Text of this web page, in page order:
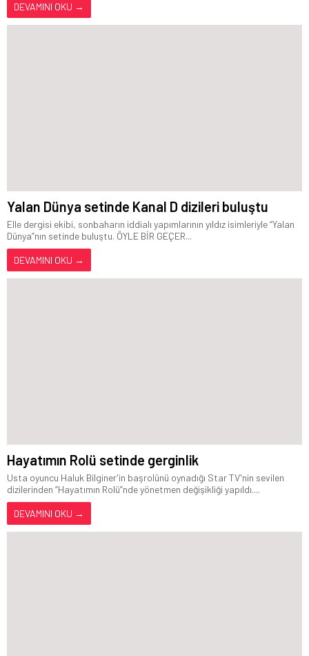
DEVAMINI OKU →
Yalan Dünya setinde Kanal D dizileri buluştu
Elle dergisi ekibi, sonbaharın iddialı yapımlarının yıldız isimleriyle “Yalan
Dünya”nın setinde buluştu. ÖYLE BİR GEÇER...
DEVAMINI OKU →
Hayatımın Rolü setinde gerginlik
Usta oyuncu Haluk Bilginer'in başrolünü oynadığı Star TV'nin sevilen
dizilerinden “Hayatımın Rolü”nde yönetmen değişikliği yapıldı....
DEVAMINI OKU →